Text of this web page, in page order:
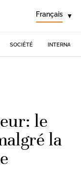
Français ▾
SOCIÉTÉ
le
la